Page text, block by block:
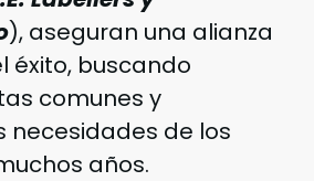
), aseguran una alianza
éxito, buscando
comunes y
necesidades de los
años.